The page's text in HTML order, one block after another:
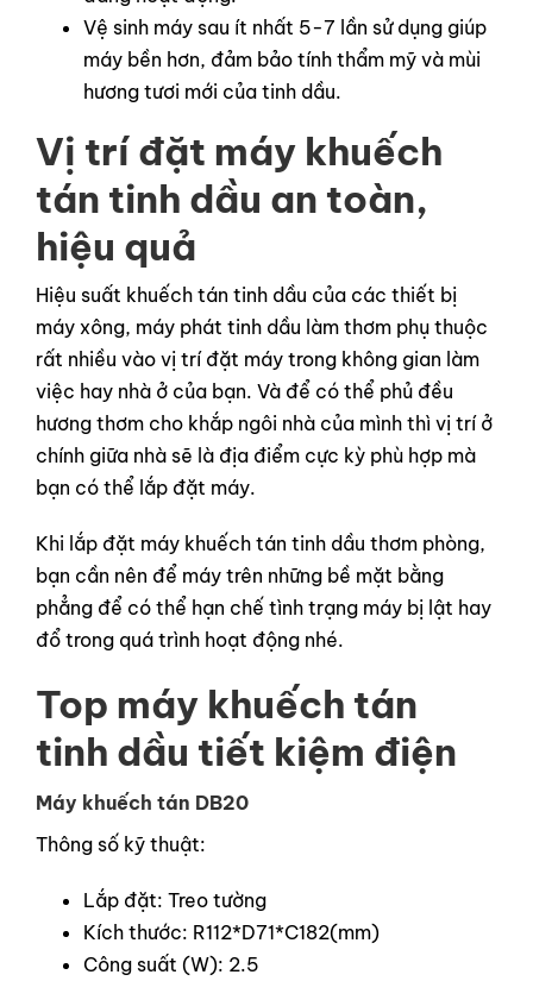
Vệ sinh máy sau ít nhất 5-7 lần sử dụng giúp
máy bền hơn, đảm bảo tính thẩm mỹ và mùi
hương tươi mới của tinh dầu.
Vị trí đặt máy khuếch
tán tinh dầu an toàn,
hiệu quả
Hiệu suất khuếch tán tinh dầu của các thiết bị
máy xông, máy phát tinh dầu làm thơm phụ thuộc
rất nhiều vào vị trí đặt máy trong không gian làm
việc hay nhà ở của bạn. Và để có thể phủ đều
hương thơm cho khắp ngôi nhà của mình thì vị trí ở
chính giữa nhà sẽ là địa điểm cực kỳ phù hợp mà
bạn có thể lắp đặt máy.
Khi lắp đặt máy khuếch tán tinh dầu thơm phòng,
bạn cần nên để máy trên những bề mặt bằng
phẳng để có thể hạn chế tình trạng máy bị lật hay
đổ trong quá trình hoạt động nhé.
Top máy khuếch tán
tinh dầu tiết kiệm điện
Máy khuếch tán DB20
Thông số kỹ thuật:
Lắp đặt: Treo tường
Kích thước: R112*D71*C182(mm)
Công suất (W): 2.5